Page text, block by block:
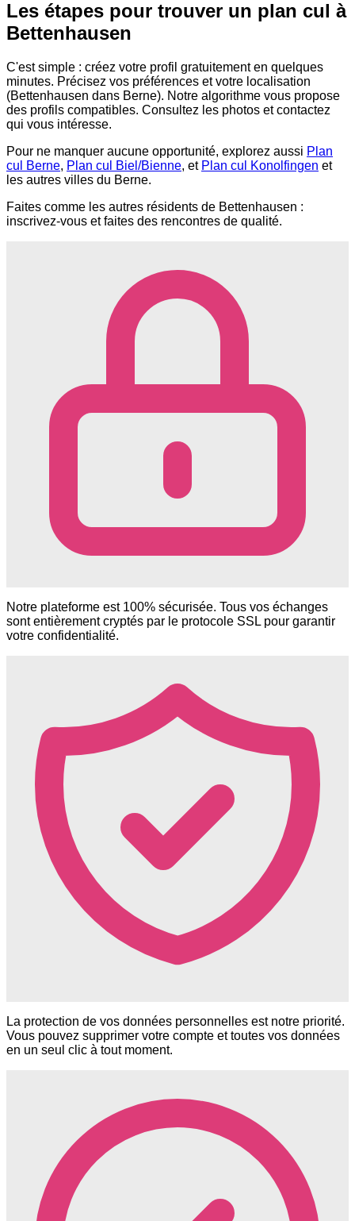
Les étapes pour trouver un plan cul à
Bettenhausen
C'est simple : créez votre profil gratuitement en quelques
minutes. Précisez vos préférences et votre localisation
(Bettenhausen dans Berne). Notre algorithme vous propose
des profils compatibles. Consultez les photos et contactez
qui vous intéresse.
Pour ne manquer aucune opportunité, explorez aussi Plan
cul Berne, Plan cul Biel/Bienne, et Plan cul Konolfingen et
les autres villes du Berne.
Faites comme les autres résidents de Bettenhausen :
inscrivez-vous et faites des rencontres de qualité.
Notre plateforme est 100% sécurisée. Tous vos échanges
sont entièrement cryptés par le protocole SSL pour garantir
votre confidentialité.
La protection de vos données personnelles est notre priorité.
Vous pouvez supprimer votre compte et toutes vos données
en un seul clic à tout moment.